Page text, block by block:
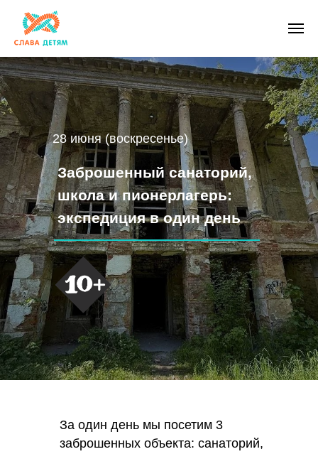
Заброшенный санаторий,
школа и пионерлагерь:
экспедиция в один день
28 июня (воскресенье)
За один день мы посетим 3
заброшенных объекта: санаторий,